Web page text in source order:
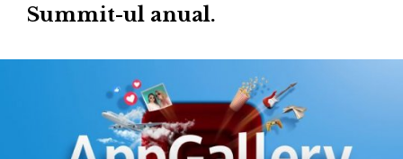
Summit-ul anual.